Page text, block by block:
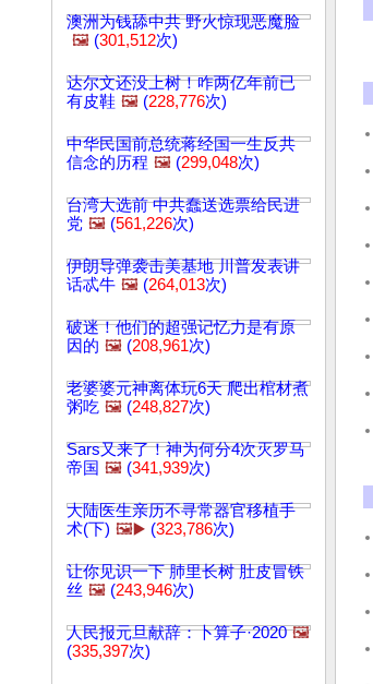
澳洲为钱舔中共 野火惊现恶魔脸
🖼️ (301,512次)
达尔文还没上树！咋两亿年前已
有皮鞋 🖼️ (228,776次)
中华民国前总统蒋经国一生反共
信念的历程 🖼️ (299,048次)
台湾大选前 中共蠢送选票给民进
党 🖼️ (561,226次)
伊朗导弹袭击美基地 川普发表讲
话忒牛 🖼️ (264,013次)
破迷！他们的超强记忆力是有原
因的 🖼️ (208,961次)
老婆婆元神离体玩6天 爬出棺材煮
粥吃 🖼️ (248,827次)
Sars又来了！神为何分4次灭罗马
帝国 🖼️ (341,939次)
大陆医生亲历不寻常器官移植手
术(下) 🖼️▶️ (323,786次)
让你见识一下 肺里长树 肚皮冒铁
丝 🖼️ (243,946次)
人民报元旦献辞：卜算子·2020 🖼️
(335,397次)